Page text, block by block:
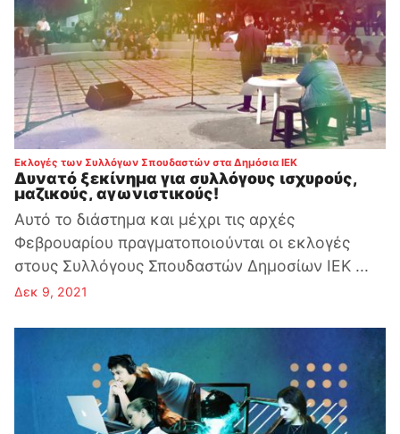
Εκλογές των Συλλόγων Σπουδαστών στα Δημόσια ΙΕΚ:
Δυνατό ξεκίνημα για συλλόγους ισχυρούς,
μαζικούς, αγωνιστικούς!
Αυτό το διάστημα και μέχρι τις αρχές
Φεβρουαρίου πραγματοποιούνται οι εκλογές
στους Συλλόγους Σπουδαστών Δημοσίων ΙΕΚ ...
Δεκ 9, 2021